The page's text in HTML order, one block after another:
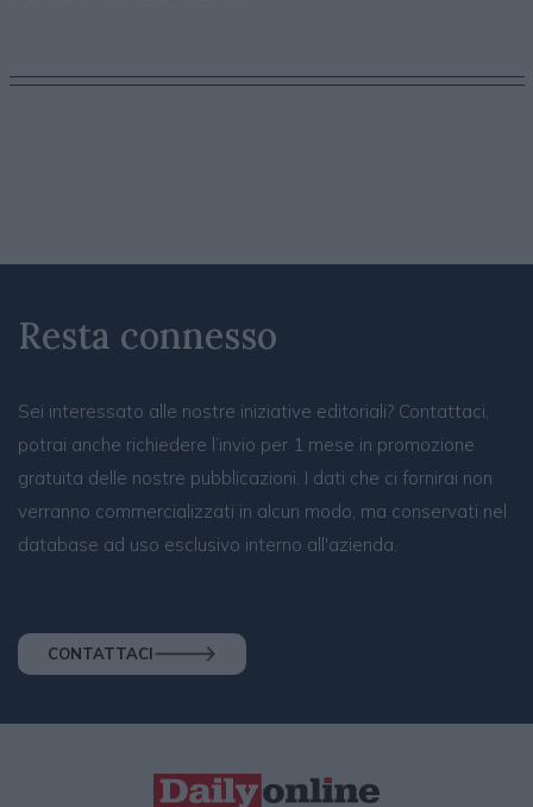
Resta connesso
Sei interessato alle nostre iniziative editoriali? Contattaci,
potrai anche richiedere l’invio per 1 mese in promozione
gratuita delle nostre pubblicazioni. I dati che ci fornirai non
verranno commercializzati in alcun modo, ma conservati nel
database ad uso esclusivo interno all'azienda.
CONTATTACI